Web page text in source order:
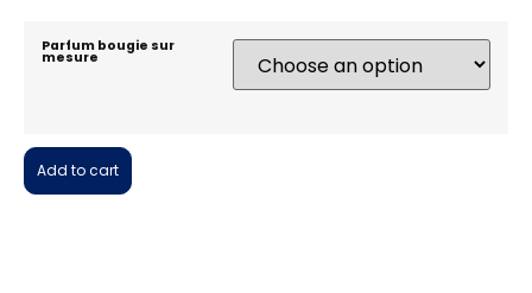
Parfum bougie sur
mesure
Add to cart